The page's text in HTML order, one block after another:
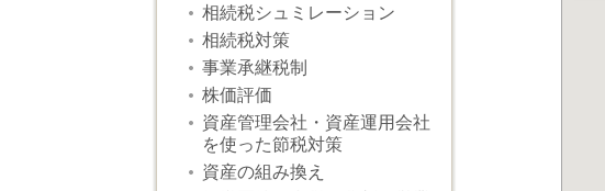
相続税シュミレーション
相続税対策
事業承継税制
株価評価
資産管理会社・資産運用会社
を使った節税対策
資産の組み換え